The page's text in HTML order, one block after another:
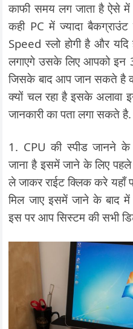
काफी समय लग जाता है ऐसे
कही PC में ज्यादा
Speed स्लो होगी है और
लगाएगे उसके लिए आपको इन 3
जिसके बाद आप जान सकते है
क्यों चल रहा है इसके अलावा
जानकारी का पता लगा सकते है.
1. CPU की स्पीड जानने
जाना है इसमें जाने के लिए
ले जाकर राईट क्लिक करे
मिल जाए इसमें जाने के बाद
इस पर आप सिस्टम की सभी